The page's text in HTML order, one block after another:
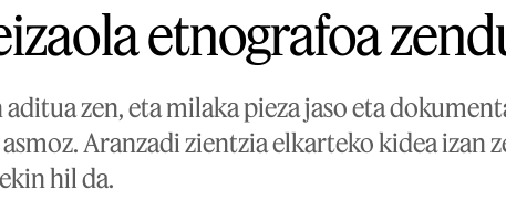
etnografoa
zen, eta milaka pieza jaso eta
Aranzadi zientzia elkarteko kidea izan
hil da.